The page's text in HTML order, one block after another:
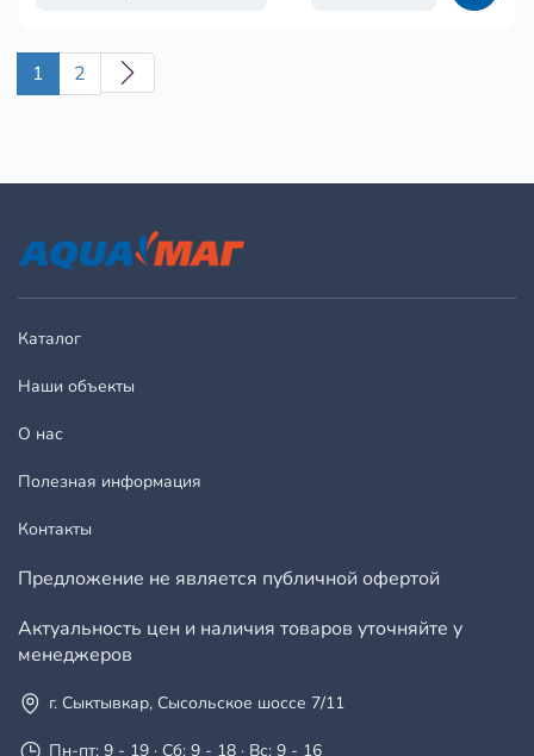
1 2
Каталог
Наши объекты
О нас
Полезная информация
Контакты
Предложение не является публичной офертой
Актуальность цен и наличия товаров уточняйте у
менеджеров
г. Сыктывкар, Сысольское шоссе 7/11
Пн-пт: 9 - 19 · Сб: 9 - 18 · Вс: 9 - 16